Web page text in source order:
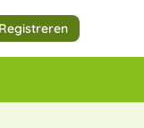
Registreren